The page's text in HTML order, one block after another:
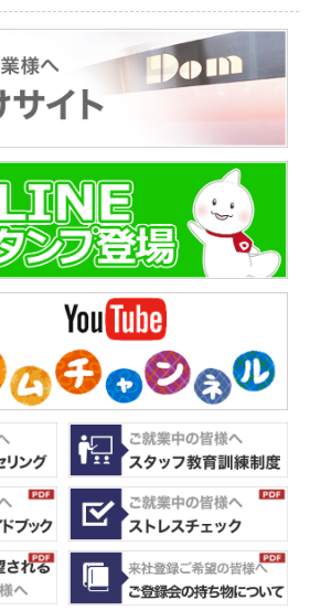
介されました！
ャリア株式会社が運営する一般社団法
ナビが紹介されました